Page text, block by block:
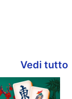
Vedi tutto